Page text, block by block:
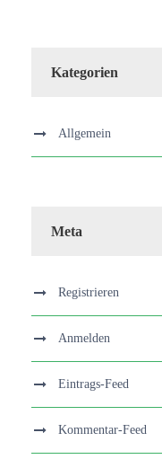
Kategorien
Allgemein
Meta
Registrieren
Anmelden
Eintrags-Feed
Kommentar-Feed